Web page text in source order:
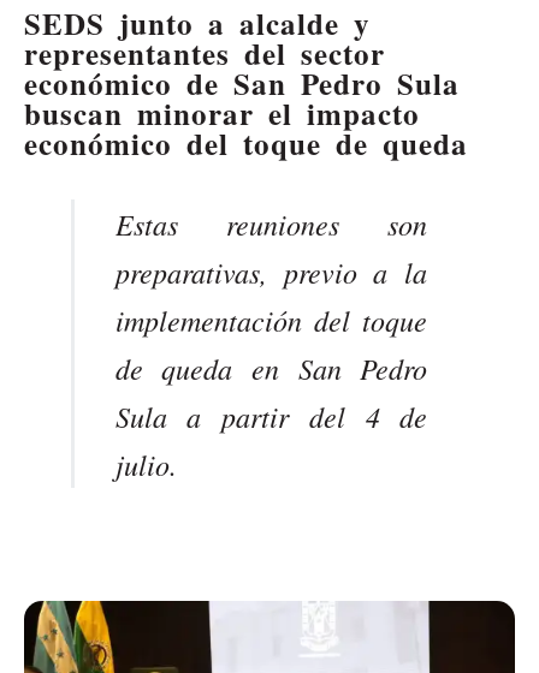
SEDS junto a alcalde y
representantes del sector
económico de San Pedro Sula
buscan minorar el impacto
económico del toque de queda
Estas reuniones son
preparativas, previo a la
implementación del toque
de queda en San Pedro
Sula a partir del 4 de
julio.